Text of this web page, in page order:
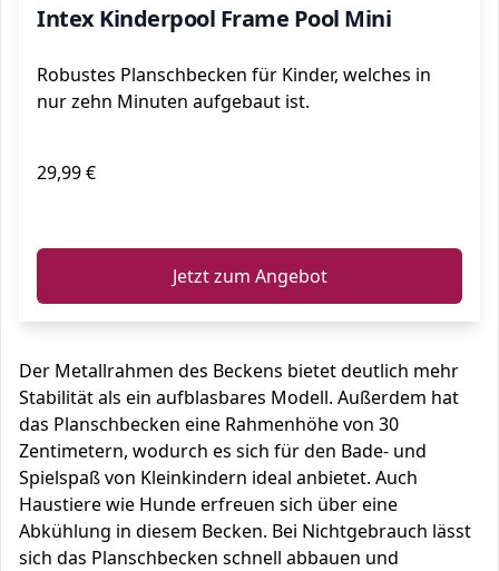
Intex Kinderpool Frame Pool Mini
Robustes Planschbecken für Kinder, welches in
nur zehn Minuten aufgebaut ist.
29,99 €
Jetzt zum Angebot
Der Metallrahmen des Beckens bietet deutlich mehr
Stabilität als ein aufblasbares Modell. Außerdem hat
das Planschbecken eine Rahmenhöhe von 30
Zentimetern, wodurch es sich für den Bade- und
Spielspaß von Kleinkindern ideal anbietet. Auch
Haustiere wie Hunde erfreuen sich über eine
Abkühlung in diesem Becken. Bei Nichtgebrauch lässt
sich das Planschbecken schnell abbauen und